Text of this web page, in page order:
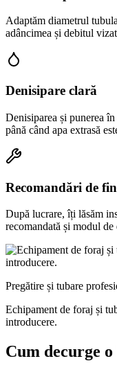
Adaptăm diametrul
adâncimea și debitul
Denisipare clară
Denisiparea și punerea
până când apa extrasă
Recomandări de
După lucrare, îți lăsăm
recomandată și modul
Pregătire și tubare
Echipament de foraj și
introducere.
Cum decurge